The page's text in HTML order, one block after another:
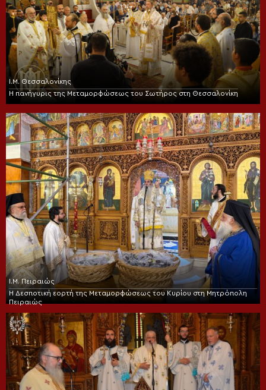
Ι.Μ. Θεσσαλονίκης
Η πανήγυρις της Μεταμορφώσεως του Σωτήρος στη Θεσσαλονίκη
Ι.Μ. Πειραιώς
Η Δεσποτική εορτή της Μεταμορφώσεως του Κυρίου στη Μητρόπολη
Πειραιώς